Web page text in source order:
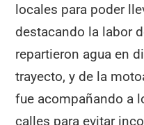
locales para poder
destacando la labor
repartieron agua en
trayecto, y de la
fue acompañando a
calles para evitar